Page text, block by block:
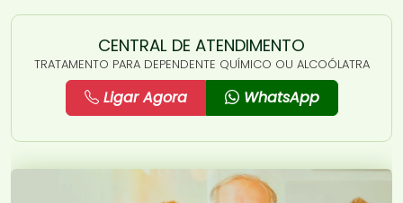
CENTRAL DE ATENDIMENTO
TRATAMENTO PARA DEPENDENTE QUÍMICO OU ALCOÓLATRA
Ligar Agora WhatsApp